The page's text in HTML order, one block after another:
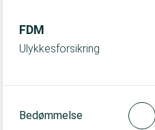
FDM
Ulykkesforsikring
Bedømmelse